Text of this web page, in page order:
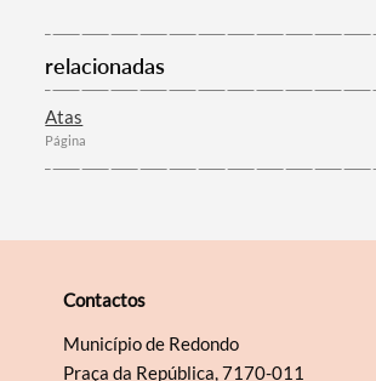
Categorias gerais
relacionadas
Atas
Página
Contactos
Município de Redondo
Praça da República, 7170-011